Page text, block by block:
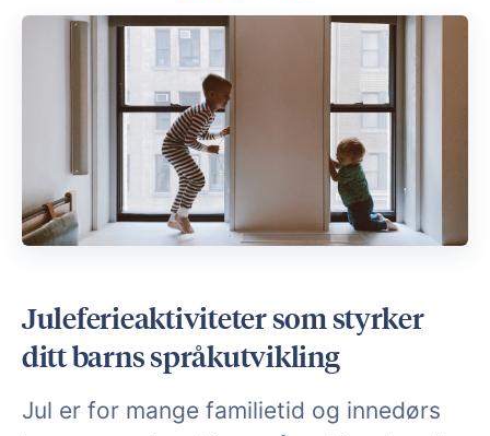
Juleferieaktiviteter som styrker
ditt barns språkutvikling
Jul er for mange familietid og innedørs